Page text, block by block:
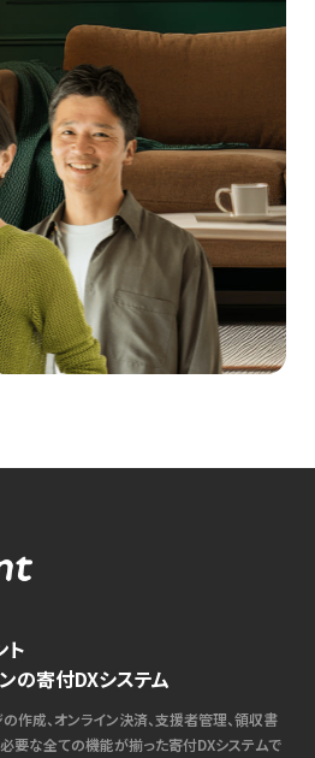
ト
の寄付DXシステム
作成、オンライン決済、支援者管理、領収書
要な全ての機能が揃った寄付DXシステムで